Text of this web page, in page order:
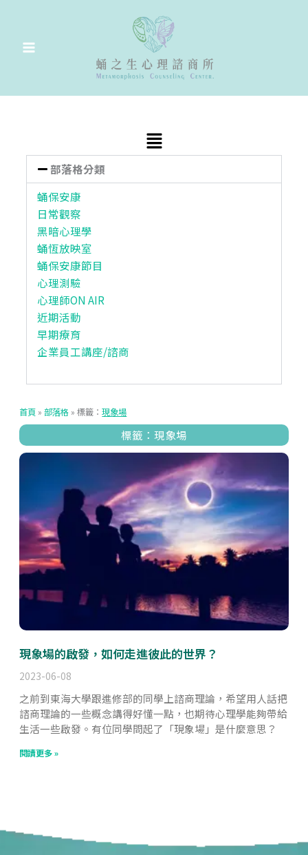
容
Main
部落格分類
蛹保安康
日常觀察
黑暗心理學
蛹恆放映室
蛹保安康節目
心理測驗
心理師ON AIR
近期活動
早期療育
企業員工講座/諮商
首頁 »部落格 »標籤：現象場
標籤：現象場
現象場的啟發，如何走進彼此的世界？
2023-06-08
之前到東海大學跟進修部的同學上諮商理論，希望用人話把
諮商理論的一些概念講得好懂一點，也期待心理學能夠帶給
生活一些啟發。有位同學問起了「現象場」是什麼意思？
閱讀更多 »